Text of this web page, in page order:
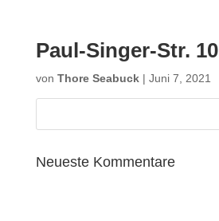
Paul-Singer-Str. 10
von Thore Seabuck| Juni 7, 2021
Neueste Kommentare